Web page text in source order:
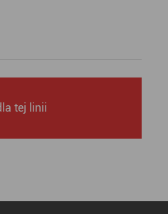
tej linii